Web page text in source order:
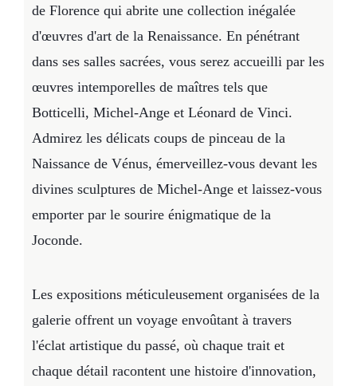
de Florence qui abrite une collection inégalée
d'œuvres d'art de la Renaissance. En pénétrant
dans ses salles sacrées, vous serez accueilli par les
œuvres intemporelles de maîtres tels que
Botticelli, Michel-Ange et Léonard de Vinci.
Admirez les délicats coups de pinceau de la
Naissance de Vénus, émerveillez-vous devant les
divines sculptures de Michel-Ange et laissez-vous
emporter par le sourire énigmatique de la
Joconde.
Les expositions méticuleusement organisées de la
galerie offrent un voyage envoûtant à travers
l'éclat artistique du passé, où chaque trait et
chaque détail racontent une histoire d'innovation,